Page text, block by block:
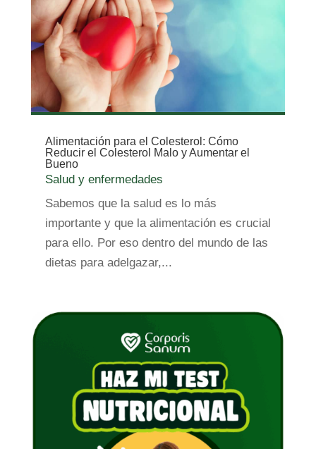
Alimentación para el Colesterol: Cómo
Reducir el Colesterol Malo y Aumentar el
Bueno
Salud y enfermedades
Sabemos que la salud es lo más
importante y que la alimentación es crucial
para ello. Por eso dentro del mundo de las
dietas para adelgazar,...